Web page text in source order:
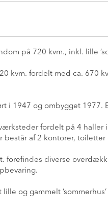
på 720 kvm., inkl. lille
kvm. fordelt med ca. 670
i 1947 og ombygget
fordelt på 4 haller
af 2 kontorer, toiletter
forefindes diverse
og gammelt